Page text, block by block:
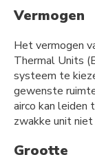
Vermogen
Het vermogen
Thermal Units
systeem te
gewenste
airco kan leiden
zwakke unit
Grootte